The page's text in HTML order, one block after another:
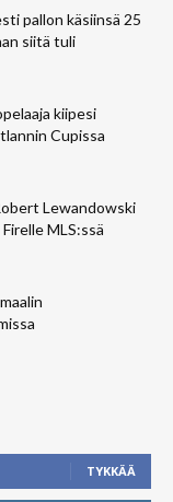
pallon käsiinsä 25
siitä tuli
kiipesi
Cupissa
Lewandowski
MLS:ssä
TYKKÄÄ